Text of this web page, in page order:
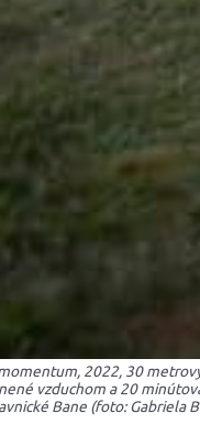
2022, 30
vzduchom a 20
Bane (foto: Gabriela